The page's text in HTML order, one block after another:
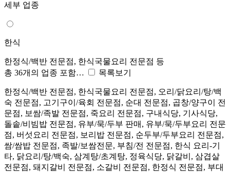
세부 업종
한식
한정식/백반 전문점, 한식국물요리 전문점 등
총 36개의 업종 포함…
목록보기
한정식/백반 전문점, 한식국물요리 전문점, 오리/닭요리/탕/백
숙 전문점, 고기구이/육회 전문점, 순대 전문점, 곱창/양구이 전
문점, 보쌈/족발 전문점, 죽요리 전문점, 구내식당, 기사식당,
돌솥/비빔밥 전문점, 유부/묵/두부 판매, 유부/묵/두부요리 전문
점, 버섯요리 전문점, 보리밥 전문점, 순두부/두부요리 전문점,
쌈/쌈밥 전문점, 족발/보쌈전문, 부침/전 전문점, 한식 요리-기
타, 닭요리/탕/백숙, 삼계탕/초계탕, 정육식당, 닭갈비, 삼겹살
전문점, 돼지갈비 전문점, 소갈비 전문점, 한정식 전문점, 부대